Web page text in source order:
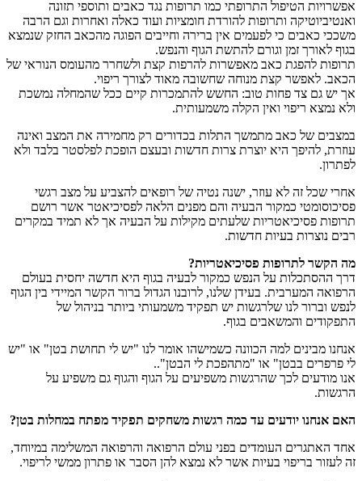
אפשרויות הטיפול התרופתי כמו תרופות נגד כאבים ותוספי תזונה
ואנטיביוטיקה ותרופות להורדת חומציות ועוד כאלה ואחרות וגם הרבה
משככי כאבים כי לפעמים אין ברירה וחייבים הפוגה מהכאב החזק שנמצא
בגוף לאורך זמן וגורם להתשת הגוף והנפש.
תרופות להפגת כאב מאפשרות להרפות קצת ולשחרר מהעומס הנוראי של
הכאב. לאפשר קצת מנוחה שחשובה מאוד לצורך ריפוי.
אך יש גם צד פחות טוב: החשש להתמכרות קיים ככל שהמחלה נמשכת
ולא נמצא ריפוי ואין הקלה משמעותית.
במצבים של כאב מתמשך התלות בכדורים רק מחמירה את המצב ואינה
עוזרת, להיפך היא יוצרת צרות חדשות ובעצם הופכת לפלסטר בלבד ולא
לפתרון.
אחרי שכל זה לא עוזר, ישנה נטיה של רופאים להצביע על מצב רגשי
פסיכוסומטי כמקור הבעיה והם מפנים הלאה לפסיכיאטר אשר רושם
תרופות פסיכיאטריות שלעתים מקילות על הבעיה אך לא תמיד במקרים
רבים נוצרות בעיות חדשות.
מה הקשר לתרופות פסיכיאטריות?
דרך ההסתכלות על הנפש כמקור לבעיה בגוף היא חדשה יחסית בעולם
הרפואה המערבית. בעידן שלנו, לרובנו הגדול ברור הקשר המיידי בין הגוף
לנפש וברור לנו שלרגשות יש תפקיד משמעותי ביותר בניהול של
התפקודים והמשאבים בגוף.
אנחנו מבינים למה הכוונה כשמישהו אומר לנו "יש לי תחושת בטן" או "יש
לי פרפרים בבטן" או "מתהפכת לי הבטן"..
אנו מודעים לכך שהרגשות משפיעים על הגוף והגוף גם משפיע על
הרגשות.
האם אנחנו יודעים עד כמה רגשות משחקים תפקיד מפתח במחלות בטן?
אחד האתגרים העומדים בפני עולם הרפואה והרפואה המשלימה במיוחד,
זה לעזור בריפוי בעיות אשר לא נמצא להן הסבר או פתרון ממשי לריפוי.